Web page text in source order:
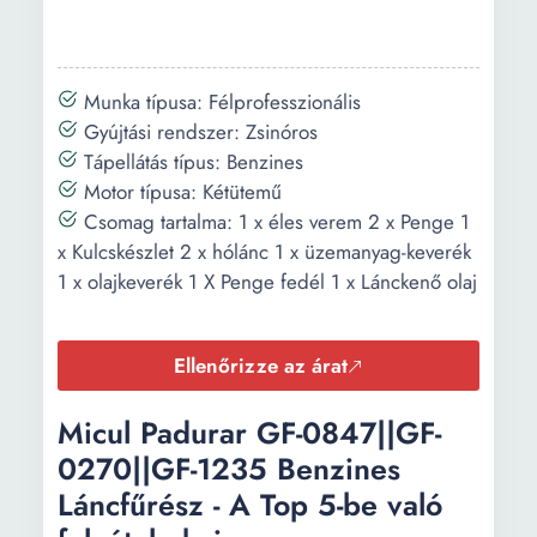
Munka típusa: Félprofesszionális
Gyújtási rendszer: Zsinóros
Tápellátás típus: Benzines
Motor típusa: Kétütemű
Csomag tartalma: 1 x éles verem 2 x Penge 1
x Kulcskészlet 2 x hólánc 1 x üzemanyag-keverék
1 x olajkeverék 1 X Penge fedél 1 x Lánckenő olaj
Ellenőrizze az árat
Micul Padurar GF-0847||GF-
0270||GF-1235 Benzines
Láncfűrész - A Top 5-be való